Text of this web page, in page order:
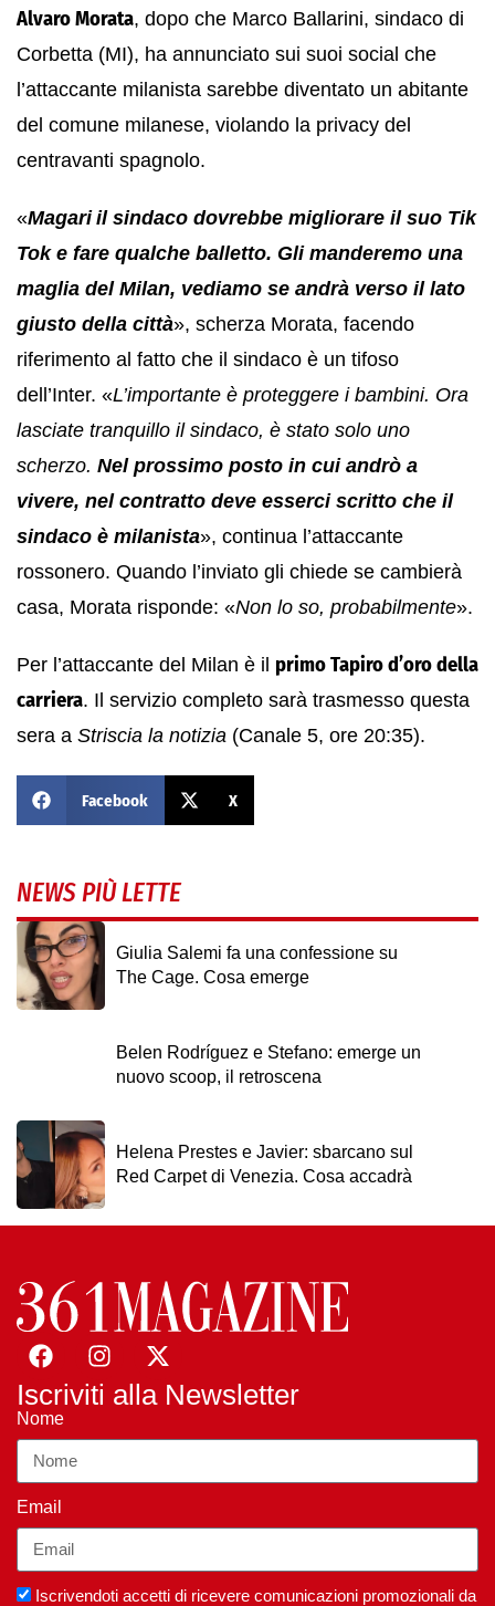
Alvaro Morata, dopo che Marco Ballarini, sindaco di
Corbetta (MI), ha annunciato sui suoi social che
l’attaccante milanista sarebbe diventato un abitante
del comune milanese, violando la privacy del
centravanti spagnolo.
«Magariil sindaco dovrebbe migliorare il suo Tik
Tok e fare qualche balletto. Gli manderemo una
maglia del Milan, vediamo se andrà verso il lato
giusto della città», scherza Morata, facendo
riferimento al fatto che il sindaco è un tifoso
dell’Inter. «L’importante è proteggere i bambini. Ora
lasciate tranquillo il sindaco, è stato solo uno
scherzo. Nel prossimo posto in cui andrò a
vivere, nel contratto deve esserci scritto che il
sindaco è milanista», continua l’attaccante
rossonero. Quando l’inviato gli chiede se cambierà
casa, Morata risponde: «Non lo so, probabilmente».
Per l’attaccante del Milan è il primo Tapiro d’oro della
carriera. Il servizio completo sarà trasmesso questa
sera a Striscia la notizia (Canale 5, ore 20:35).
Facebook X
NEWS PIÙ LETTE
Giulia Salemi fa una confessione su
The Cage. Cosa emerge
Belen Rodríguez e Stefano: emerge un
nuovo scoop, il retroscena
Helena Prestes e Javier: sbarcano sul
Red Carpet di Venezia. Cosa accadrà
Iscriviti alla Newsletter
Nome
Email
Iscrivendoti accetti di ricevere comunicazioni promozionali da